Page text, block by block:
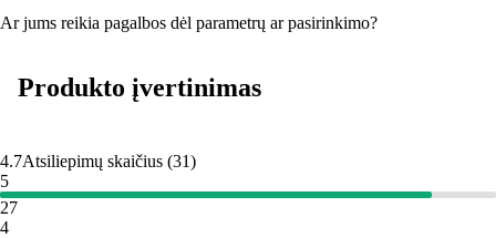
Ar jums reikia pagalbos dėl parametrų ar pasirinkimo?
Produkto įvertinimas
4.7Atsiliepimų skaičius (31)
5
27
4